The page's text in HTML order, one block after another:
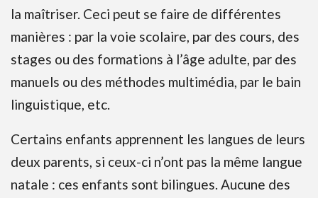
la maîtriser. Ceci peut se faire de différentes
manières : par la voie scolaire, par des cours, des
stages ou des formations à l’âge adulte, par des
manuels ou des méthodes multimédia, par le bain
linguistique, etc.
Certains enfants apprennent les langues de leurs
deux parents, si ceux-ci n’ont pas la même langue
natale : ces enfants sont bilingues. Aucune des